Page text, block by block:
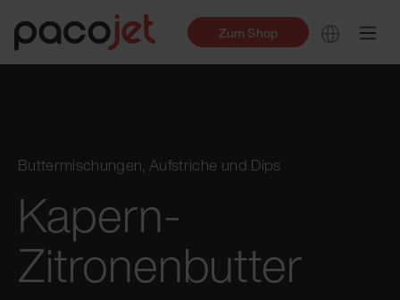
Zum Shop
Buttermischungen, Aufstriche und Dips
Kapern-
Zitronenbutter